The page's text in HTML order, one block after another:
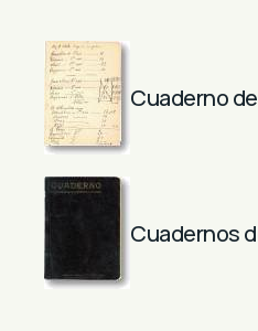
Cuaderno
Cuadernos